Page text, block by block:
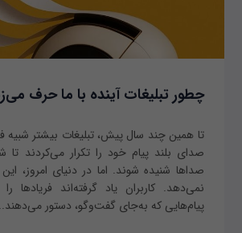
چطور تبلیغات آینده با ما حرف
تا همین چند سال پیش، تبلیغات بیشتر شبیه
صدای بلند پیام خود را تکرار می‌کردند تا
صداها شنیده شوند. اما در دنیای امروز،
نمی‌دهد. کاربران یاد گرفته‌اند فریادها
پیام‌هایی که به‌جای گفت‌وگو، دستور